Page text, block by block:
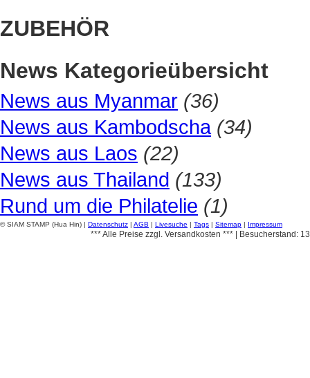
ZUBEHÖR
News Kategorieübersicht
News aus Myanmar (36)
News aus Kambodscha (34)
News aus Laos (22)
News aus Thailand (133)
Rund um die Philatelie (1)
© SIAM STAMP (Hua Hin) | Datenschutz | AGB | Livesuche | Tags | Sitemap | Impressum
*** Alle Preise zzgl. Versandkosten *** | Besucherstand: